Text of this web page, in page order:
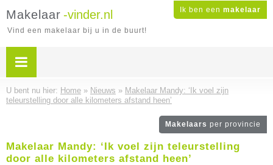
Ik ben een makelaar
Makelaar -vinder.nl
Vind een makelaar bij u in de buurt!
U bent nu hier: Home » Nieuws » Makelaar Mandy: ‘Ik voel zijn
teleurstelling door alle kilometers afstand heen’
Makelaars per provincie
Makelaar Mandy: ‘Ik voel zijn teleurstelling
door alle kilometers afstand heen’